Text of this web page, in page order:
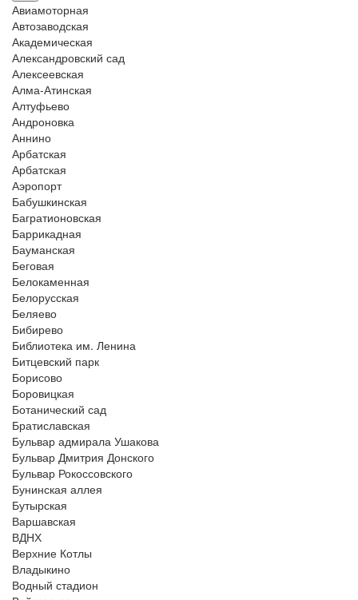
Авиамоторная
Автозаводская
Академическая
Александровский сад
Алексеевская
Алма-Атинская
Алтуфьево
Андроновка
Аннино
Арбатская
Арбатская
Аэропорт
Бабушкинская
Багратионовская
Баррикадная
Бауманская
Беговая
Белокаменная
Белорусская
Беляево
Бибирево
Библиотека им. Ленина
Битцевский парк
Борисово
Боровицкая
Ботанический сад
Братиславская
Бульвар адмирала Ушакова
Бульвар Дмитрия Донского
Бульвар Рокоссовского
Бунинская аллея
Бутырская
Варшавская
ВДНХ
Верхние Котлы
Владыкино
Водный стадион